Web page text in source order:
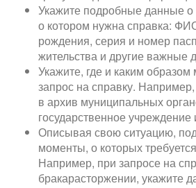
Укажите подробные данные о
о котором нужна справка:
рождения, серия и номер
жительства и другие важные
Укажите, где и каким
запрос на справку.
в архив муниципальных
государственное учреждение
Описывая свою ситуацию,
моменты, о которых
Например, при запросе на
бракарасторжении, укажите